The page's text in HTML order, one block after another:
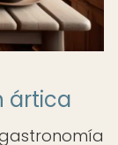
ártica